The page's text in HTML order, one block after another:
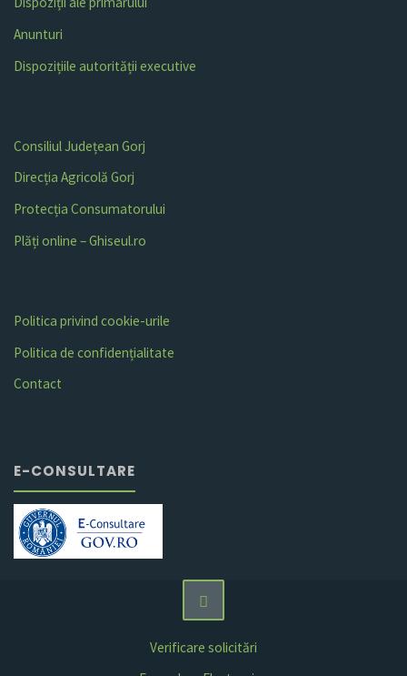
Anunturi
Dispozițiile autorității executive
Consiliul Județean Gorj
Direcția Agricolă Gorj
Protecția Consumatorului
Plăți online – Ghiseul.ro
Politica privind cookie-urile
Politica de confidențialitate
Contact
E-CONSULTARE
Verificare solicitări